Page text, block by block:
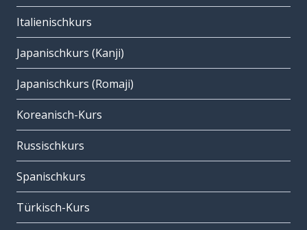
Italienischkurs
Japanischkurs (Kanji)
Japanischkurs (Romaji)
Koreanisch-Kurs
Russischkurs
Spanischkurs
Türkisch-Kurs